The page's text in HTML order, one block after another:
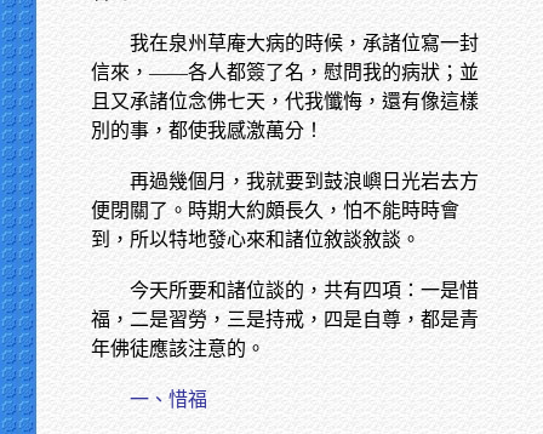
我在泉州草庵大病的時候，承諸位寫一封
信來，——各人都簽了名，慰問我的病狀；並
且又承諸位念佛七天，代我懺悔，還有像這樣
別的事，都使我感激萬分！
再過幾個月，我就要到鼓浪嶼日光岩去方
便閉關了。時期大約頗長久，怕不能時時會
到，所以特地發心來和諸位敘談敘談。
今天所要和諸位談的，共有四項：一是惜
福，二是習勞，三是持戒，四是自尊，都是青
年佛徒應該注意的。
一、惜福